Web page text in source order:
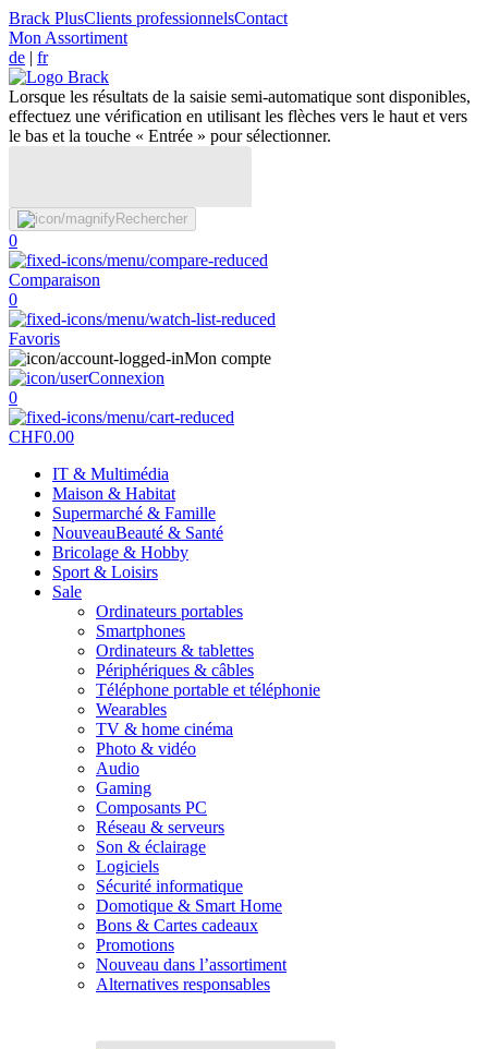
Brack PlusClients professionnelsContact
Mon Assortiment
de | fr
Lorsque les résultats de la saisie semi-automatique sont disponibles,
effectuez une vérification en utilisant les flèches vers le haut et vers
le bas et la touche « Entrée » pour sélectionner.
Rechercher
0
Comparaison
0
Favoris
Mon compte
Connexion
0
CHF0.00
IT & Multimédia
Maison & Habitat
Supermarché & Famille
NouveauBeauté & Santé
Bricolage & Hobby
Sport & Loisirs
Sale
Ordinateurs portables
Smartphones
Ordinateurs & tablettes
Périphériques & câbles
Téléphone portable et téléphonie
Wearables
TV & home cinéma
Photo & vidéo
Audio
Gaming
Composants PC
Réseau & serveurs
Son & éclairage
Logiciels
Sécurité informatique
Domotique & Smart Home
Bons & Cartes cadeaux
Promotions
Nouveau dans l’assortiment
Alternatives responsables